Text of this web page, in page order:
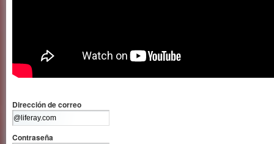
Dirección de correo
Contraseña